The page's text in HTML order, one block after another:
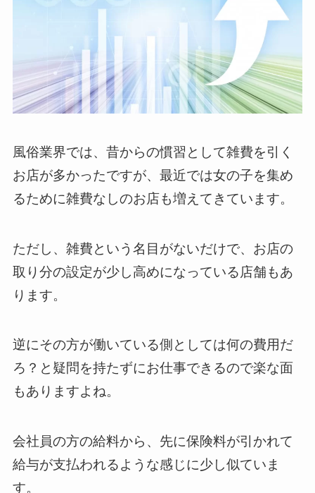
風俗業界では、昔からの慣習として雑費を引く
お店が多かったですが、最近では女の子を集め
るために雑費なしのお店も増えてきています。
ただし、雑費という名目がないだけで、お店の
取り分の設定が少し高めになっている店舗もあ
ります。
逆にその方が働いている側としては何の費用だ
ろ？と疑問を持たずにお仕事できるので楽な面
もありますよね。
会社員の方の給料から、先に保険料が引かれて
給与が支払われるような感じに少し似ていま
す。